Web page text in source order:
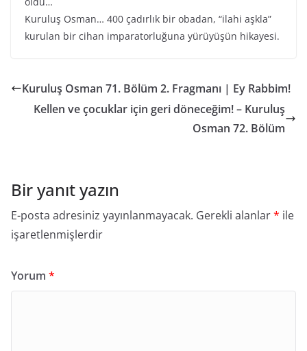
Kuruluş Osman… 400 çadırlık bir obadan, “ilahi aşkla”
kurulan bir cihan imparatorluğuna yürüyüşün hikayesi.
Kuruluş Osman 71. Bölüm 2. Fragmanı | Ey Rabbim! ​
Kellen ve çocuklar için geri döneceğim! – Kuruluş
Osman 72. Bölüm
Bir yanıt yazın
E-posta adresiniz yayınlanmayacak. Gerekli alanlar* ile
işaretlenmişlerdir
Yorum *